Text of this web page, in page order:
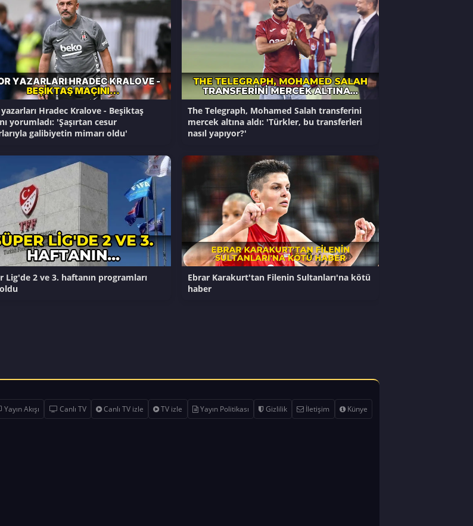
Hradec Kralove - Beşiktaş
yorumladı: 'Şaşırtan cesur
galibiyetin mimarı oldu'
The Telegraph, Mohamed Salah transferini
mercek altına aldı: 'Türkler, bu transferleri
nasıl yapıyor?'
Lig'de 2 ve 3. haftanın programları
Ebrar Karakurt'tan Filenin Sultanları'na kötü
haber
Yayın Akışı Canlı TV Canlı TV izle TV izle Yayın Politikası Gizlilik İletişim Künye